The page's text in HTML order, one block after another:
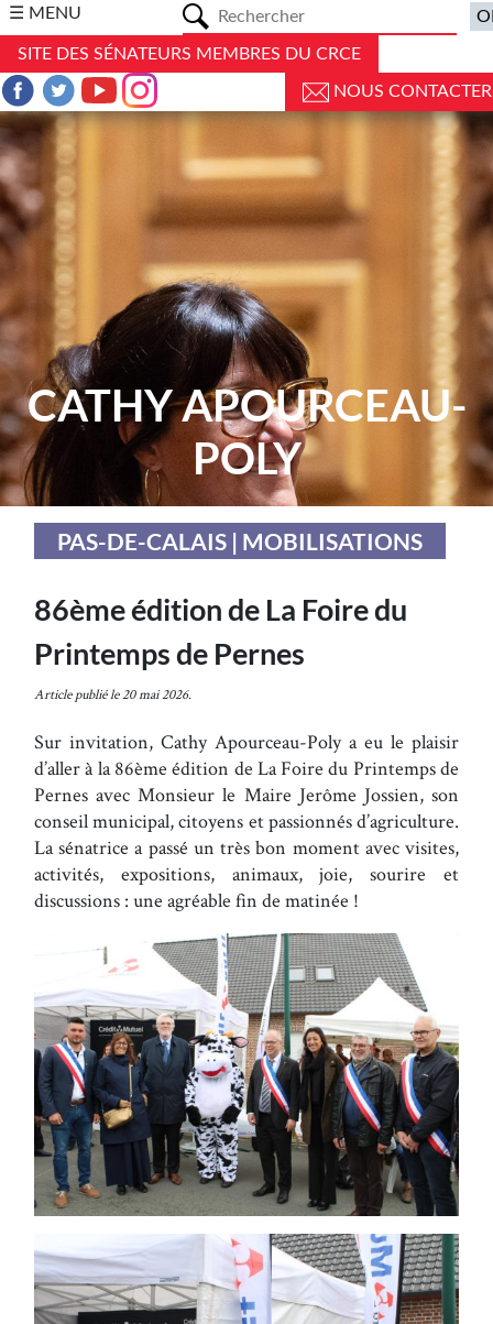
☰ MENU
SITE DES SÉNATEURS MEMBRES DU CRCE
NOUS CONTACTER
CATHY APOURCEAU-
POLY
PAS-DE-CALAIS | MOBILISATIONS
86ème édition de La Foire du
Printemps de Pernes
Article publié le 20 mai 2026.
Sur invitation, Cathy Apourceau-Poly a eu le plaisir
d’aller à la 86ème édition de La Foire du Printemps de
Pernes avec Monsieur le Maire Jerôme Jossien, son
conseil municipal, citoyens et passionnés d’agriculture.
La sénatrice a passé un très bon moment avec visites,
activités, expositions, animaux, joie, sourire et
discussions : une agréable fin de matinée !